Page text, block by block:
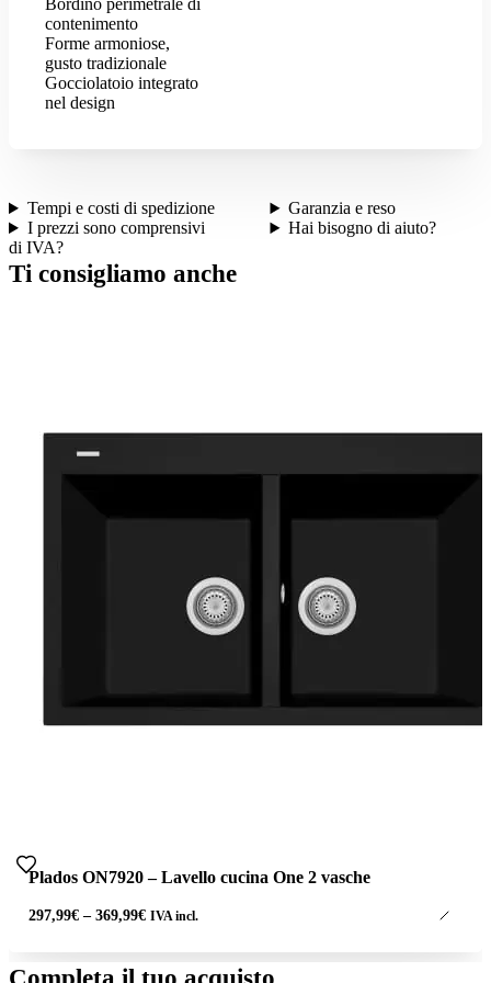
Bordino perimetrale di
contenimento
Forme armoniose,
gusto tradizionale
Gocciolatoio integrato
nel design
Tempi e costi di spedizione
Garanzia e reso
I prezzi sono comprensivi
di IVA?
Hai bisogno di aiuto?
Ti consigliamo anche
Plados ON7920 – Lavello cucina One 2 vasche
297,99€ – 369,99€Fascia
prezzo:
da
IVA incl.